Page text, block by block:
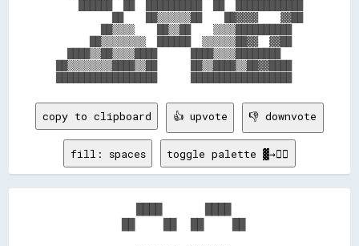
          ██    ██▒▒▒▒▒▒██    ██▓▓▓▓    ▓▓██
        ██▒▒▒▒    ██▒▒██    ▒▒▒▒██████████
      ██▒▒▒▒▒▒▒▒  ██████  ▒▒▒▒▒▒██▓▓  ▓▓██
  ████▒▒██▒▒▒▒████      ████▒▒▒▒████████
██▒▒▒▒▒▒▒▒████▒▒██      ██▒▒████▒▒██▓▓████
copy to clipboard 👍 upvote 👎 downvote
fill: spaces toggle palette ▓→✊🏽